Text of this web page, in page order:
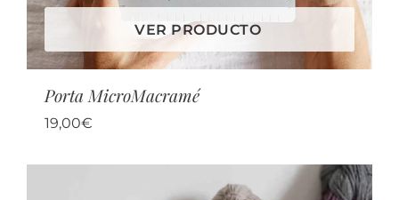
VER PRODUCTO
Porta MicroMacramé
19,00€